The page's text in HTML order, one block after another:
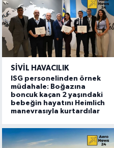
SIVIL HAVACILIK
ISG personelinden örnek
müdahale: Boğazına
boncuk kaçan 2 yaşındaki
bebeğin hayatını Heimlich
manevrasıyla kurtardılar